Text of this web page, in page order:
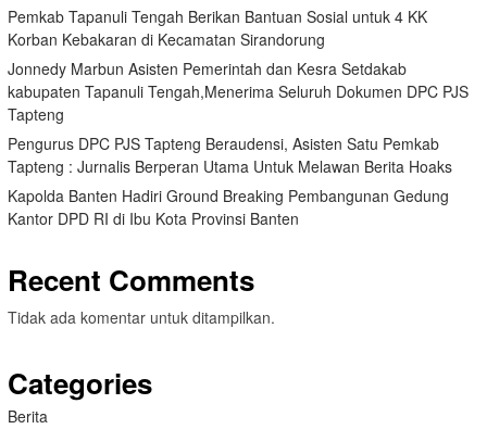
Pemkab Tapanuli Tengah Berikan Bantuan Sosial untuk 4 KK
Korban Kebakaran di Kecamatan Sirandorung
Jonnedy Marbun Asisten Pemerintah dan Kesra Setdakab
kabupaten Tapanuli Tengah,Menerima Seluruh Dokumen DPC PJS
Tapteng
Pengurus DPC PJS Tapteng Beraudensi, Asisten Satu Pemkab
Tapteng : Jurnalis Berperan Utama Untuk Melawan Berita Hoaks
Kapolda Banten Hadiri Ground Breaking Pembangunan Gedung
Kantor DPD RI di Ibu Kota Provinsi Banten
Recent Comments
Tidak ada komentar untuk ditampilkan.
Categories
Berita